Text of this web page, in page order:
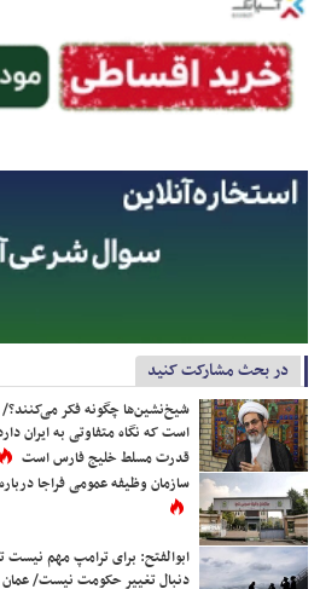
در بحث مشارکت کنید
شیخ‌نشین‌ها چگونه فکر
است که نگاه متفاوتی به ایران
قدرت مسلط خلیج فارس است
سازمان وظیفه عمومی فراجا
ابوالفتح: برای ترامپ مهم نیست
دنبال تغییر حکومت نیست/